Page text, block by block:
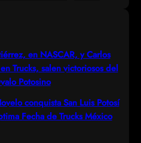
en NASCAR, y Carlos
Trucks, salen victoriosos del
Potosino
conquista San Luis Potosí
Fecha de Trucks México